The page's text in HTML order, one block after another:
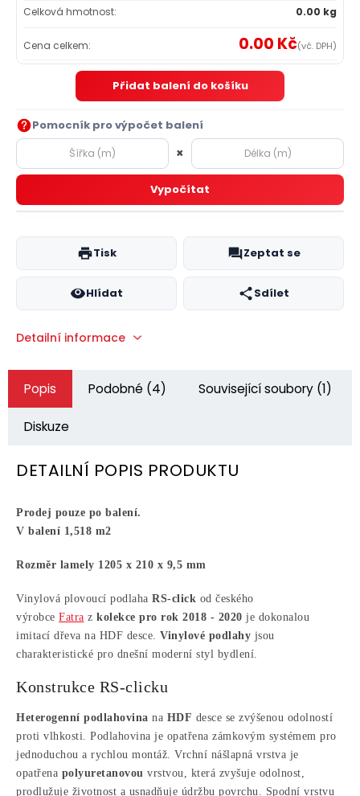
Celková hmotnost:
0.00 kg
Cena celkem: 0.00 Kč(vč. DPH)
Přidat balení do košíku
Pomocník pro výpočet balení
×
Vypočítat
Tisk Zeptat se
Hlídat Sdílet
Detailní informace
Popis Podobné (4) Související soubory (1)
Diskuze
DETAILNÍ POPIS PRODUKTU
Prodej pouze po balení.
V balení 1,518 m2
Rozměr lamely 1205 x 210 x 9,5 mm
Vinylová plovoucí podlaha RS-click od českého
výrobce Fatra z kolekce pro rok 2018 - 2020 je dokonalou
imitací dřeva na HDF desce. Vinylové podlahy jsou
charakteristické pro dnešní moderní styl bydlení.
Konstrukce RS-clicku
Heterogenní podlahovina na HDF desce se zvýšenou odolností
proti vlhkosti. Podlahovina je opatřena zámkovým systémem pro
jednoduchou a rychlou montáž. Vrchní nášlapná vrstva je
opatřena polyuretanovou vrstvou, která zvyšuje odolnost,
prodlužuje životnost a usnadňuje údržbu povrchu. Spodní vrstvu